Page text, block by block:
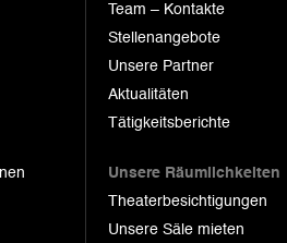
Team – Kontakte
Stellenangebote
Unsere Partner
Aktualitäten
Tätigkeitsberichte
Unsere Räumlichkeiten
Theaterbesichtigungen
Unsere Säle mieten